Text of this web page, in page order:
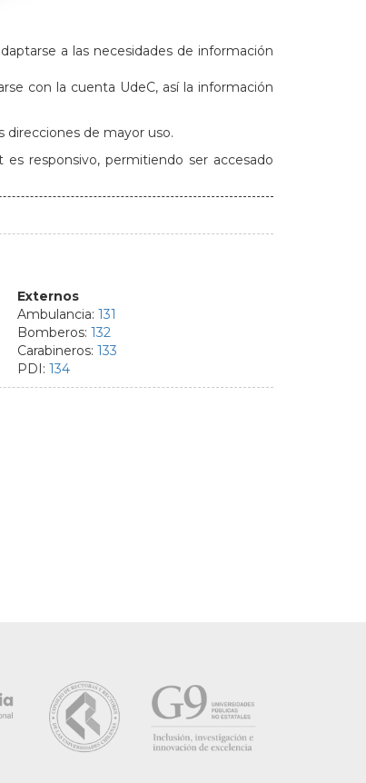
a las necesidades de información
con la cuenta UdeC, así la información
direcciones de mayor uso.
responsivo, permitiendo ser accesado
Externos
Ambulancia: 131
Bomberos: 132
Carabineros: 133
PDI: 134